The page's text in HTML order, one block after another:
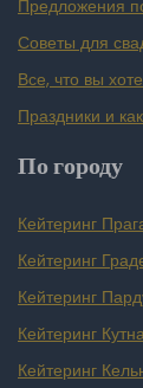
Предложения
Советы для
Все, что вы
Праздники и
По городу
Кейтеринг
Кейтеринг
Кейтеринг
Кейтеринг
Кейтеринг